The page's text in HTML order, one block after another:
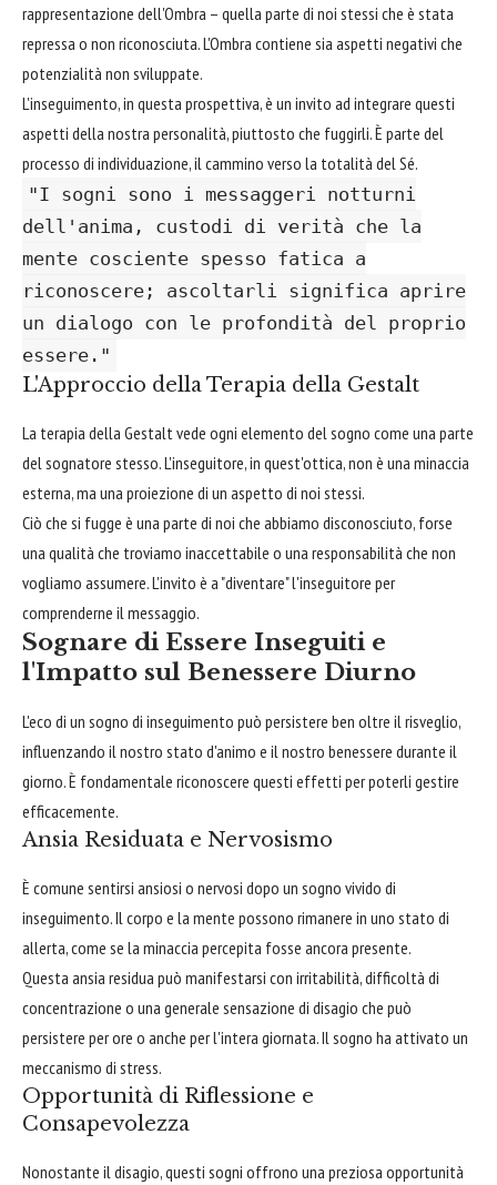
rappresentazione dell'Ombra – quella parte di noi stessi che è stata
repressa o non riconosciuta. L'Ombra contiene sia aspetti negativi che
potenzialità non sviluppate.
L'inseguimento, in questa prospettiva, è un invito ad integrare questi
aspetti della nostra personalità, piuttosto che fuggirli. È parte del
processo di individuazione, il cammino verso la totalità del Sé.
"I sogni sono i messaggeri notturni
dell'anima, custodi di verità che la
mente cosciente spesso fatica a
riconoscere; ascoltarli significa aprire
un dialogo con le profondità del proprio
essere."
L'Approccio della Terapia della Gestalt
La terapia della Gestalt vede ogni elemento del sogno come una parte
del sognatore stesso. L'inseguitore, in quest'ottica, non è una minaccia
esterna, ma una proiezione di un aspetto di noi stessi.
Ciò che si fugge è una parte di noi che abbiamo disconosciuto, forse
una qualità che troviamo inaccettabile o una responsabilità che non
vogliamo assumere. L'invito è a "diventare" l'inseguitore per
comprenderne il messaggio.
Sognare di Essere Inseguiti e
l'Impatto sul Benessere Diurno
L'eco di un sogno di inseguimento può persistere ben oltre il risveglio,
influenzando il nostro stato d'animo e il nostro benessere durante il
giorno. È fondamentale riconoscere questi effetti per poterli gestire
efficacemente.
Ansia Residuata e Nervosismo
È comune sentirsi ansiosi o nervosi dopo un sogno vivido di
inseguimento. Il corpo e la mente possono rimanere in uno stato di
allerta, come se la minaccia percepita fosse ancora presente.
Questa ansia residua può manifestarsi con irritabilità, difficoltà di
concentrazione o una generale sensazione di disagio che può
persistere per ore o anche per l'intera giornata. Il sogno ha attivato un
meccanismo di stress.
Opportunità di Riflessione e
Consapevolezza
Nonostante il disagio, questi sogni offrono una preziosa opportunità